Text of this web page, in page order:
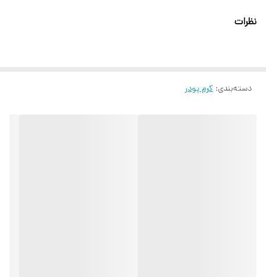
نظرات
دسته‌بندی: کرم پودر